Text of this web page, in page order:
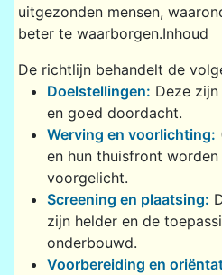
uitgezonden mensen,
beter te waarborgen.Inhoud
De richtlijn behandelt de
Doelstellingen: Deze
en goed doordacht.
Werving en voorlichting:
en hun thuisfront
voorgelicht.
Screening en plaatsing:
zijn helder en de
onderbouwd.
Voorbereiding en